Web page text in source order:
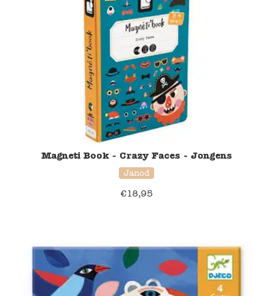
Magneti Book - Crazy Faces - Jongens
Janod
€18,95